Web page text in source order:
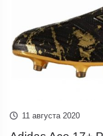
11 августа 2020